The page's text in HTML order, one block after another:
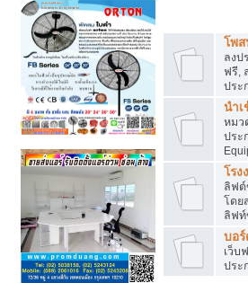
โพ
ลงป
ฟรี,
ประ
นำ
หมว
ประ
โร
ลิฟต์
โดย
ลิฟท์
บอร์
เว็บ
ประ